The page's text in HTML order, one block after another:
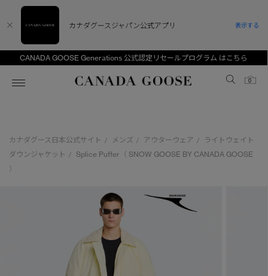
CANADA GOOSE Generations 公式認定リセールプログラム はこちら
Canada Goose
0
スノーグース
アンバサダー
スプリングコレクション
ウィメンズ TOP
ベストセラー
サマー 26 コレクション
サマー 26 コレクションLOOK
メンズ TOP
ベストセラー
サマー 26 コレクション
サマー 26 コレクションLOOK
キッズ TOP
キッズ（2‐7歳)
ユース（6＋歳)
コレクション
CANADA GOOSE Generationsは、アウター
ウェアの下取り・再販を通じて、長く愛される製
品の価値を受け継いでいきます。
アーカイブの希少なピースもご覧いただけます。
カナダグース日本公式サイト / メンズ / アウターウェア /
ライトウェイト
ダウンジャケット
/
Splice Puffer（ SNOW GOOSE BY CANADA GOOSE
）
カナダグースジャパン公式アプリ 表示する